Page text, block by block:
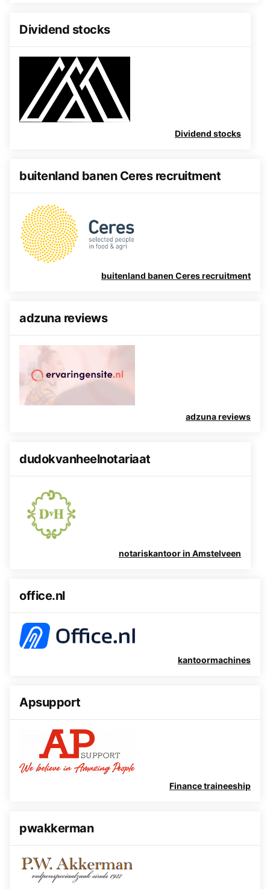
Dividend stocks
Dividend stocks
buitenland banen Ceres recruitment
buitenland banen Ceres recruitment
adzuna reviews
adzuna reviews
dudokvanheelnotariaat
notariskantoor in Amstelveen
office.nl
kantoormachines
Apsupport
Finance traineeship
pwakkerman